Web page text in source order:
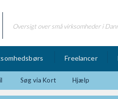
Oversigt over små virksomheder i
Freelancer
Søg via Kort Hjælp